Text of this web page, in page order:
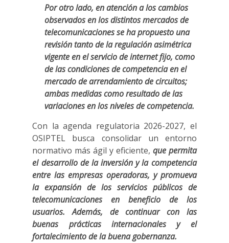
Por otro lado, en atención a los cambios
observados en los distintos mercados de
telecomunicaciones se ha propuesto una
revisión tanto de la regulación asimétrica
vigente en el servicio de internet fijo, como
de las condiciones de competencia en el
mercado de arrendamiento de circuitos;
ambas medidas como resultado de las
variaciones en los niveles de competencia.
Con la agenda regulatoria 2026-2027, el
OSIPTEL busca consolidar un entorno
normativo más ágil y eficiente, que permita
el desarrollo de la inversión y la competencia
entre las empresas operadoras, y promueva
la expansión de los servicios públicos de
telecomunicaciones en beneficio de los
usuarios. Además, de continuar con las
buenas prácticas internacionales y el
fortalecimiento de la buena gobernanza.